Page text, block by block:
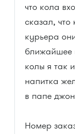
что кола
сказал,
курьера
ближайшее
колы я так
напитка
в папе
Номер